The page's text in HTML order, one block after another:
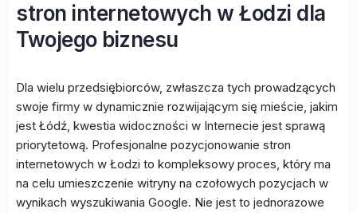
stron internetowych w Łodzi dla
Twojego biznesu
Dla wielu przedsiębiorców, zwłaszcza tych prowadzących
swoje firmy w dynamicznie rozwijającym się mieście, jakim
jest Łódź, kwestia widoczności w Internecie jest sprawą
priorytetową. Profesjonalne pozycjonowanie stron
internetowych w Łodzi to kompleksowy proces, który ma
na celu umieszczenie witryny na czołowych pozycjach w
wynikach wyszukiwania Google. Nie jest to jednorazowe